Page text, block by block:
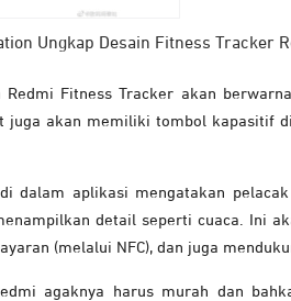
Ungkap Desain Fitness Tracker
Redmi Fitness Tracker akan
juga akan memiliki tombol kapasitif
dalam aplikasi mengatakan
detail seperti cuaca. Ini
(melalui NFC), dan juga
agaknya harus murah dan